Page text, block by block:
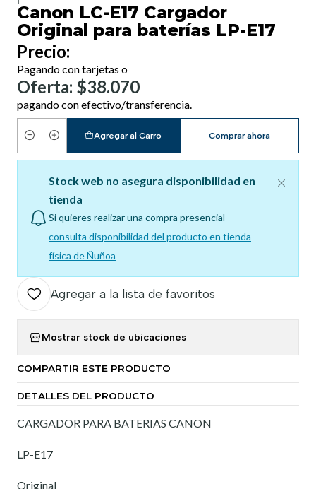
Canon LC-E17 Cargador
Original para baterías LP-E17
Precio:
Pagando con tarjetas o
Oferta: $38.070
pagando con efectivo/transferencia.
Cantidad
Agregar al Carro Comprar ahora
Stock web no asegura disponibilidad en
tienda
Si quieres realizar una compra presencial
consulta disponibilidad del producto en tienda
física de Ñuñoa
Agregar a la lista de favoritos
Mostrar stock de ubicaciones
COMPARTIR ESTE PRODUCTO
DETALLES DEL PRODUCTO
CARGADOR PARA BATERIAS CANON
LP-E17
Original